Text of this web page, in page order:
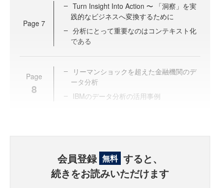
Page 7
Turn Insight Into Action 〜 「洞察」を実
践的なビジネスへ変換するために
分析にとって重要なのはコンテキスト化
である
Page
8
リーマンショックを超えた金融機関のデ
ータ分析
IBMのデータ分析の活用事例
会員登録 無料 すると、
続きをお読みいただけます